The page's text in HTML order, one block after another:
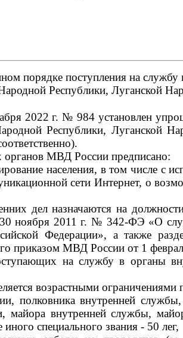
порядке поступления на службу
Республики, Луганской
2022 г. № 984 установлен
Республики, Луганской
органов МВД России предписано:
населения, в том числе с
сети Интернет, о
дел назначаются на
30 ноября 2011 г. № 342-ФЭ «О
Федерации», а также
приказом МВД России от 1
на службу в органы
возрастными
полковника внутренней
майора внутренней службы,
специального звания - 50 лег,